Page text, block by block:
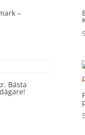
–
Bästa